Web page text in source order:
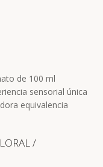
de 100 ml
sensorial única
equivalencia
/